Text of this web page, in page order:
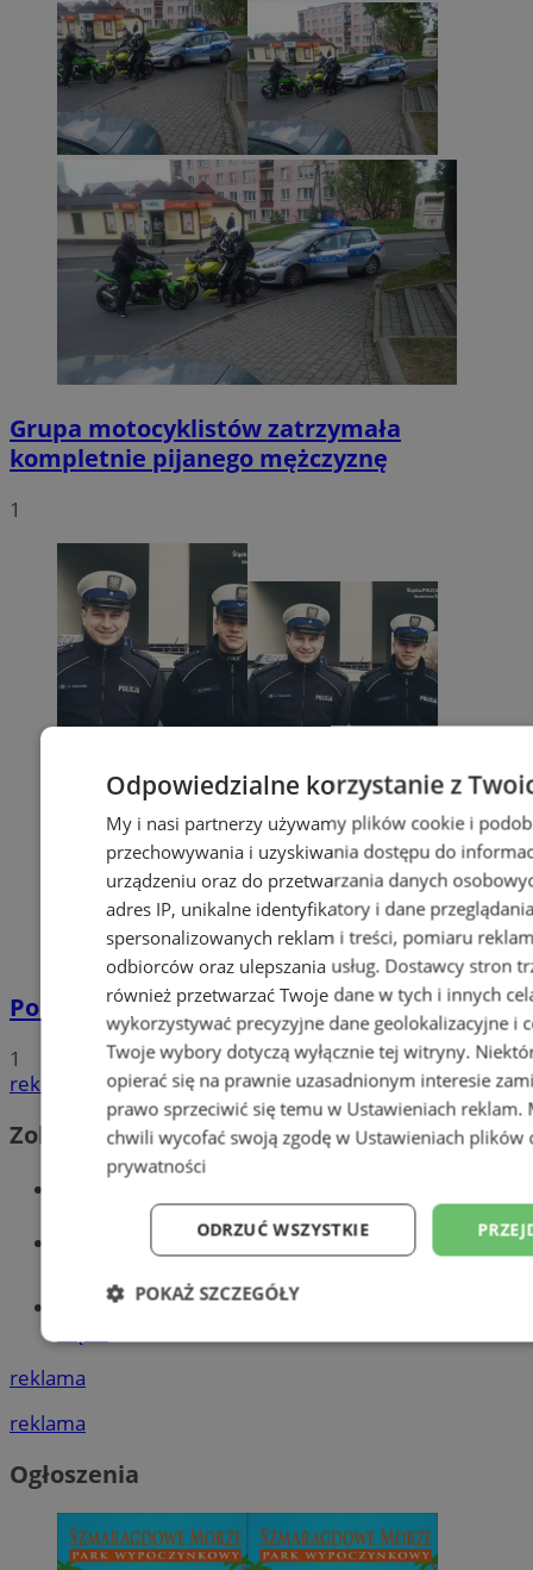
Grupa motocyklistów zatrzymała
kompletnie pijanego mężczyznę
1
Policyjna eskorta na porodówkę
1
reklama
Zobacz również
Wiadomości kryminalne w Wodzisławiu
Wiadomości lokalne
Tworzenie stron www - Wodzisław
reklama
reklama
Ogłoszenia
Odpowiedzialne korzystanie z
My i nasi partnerzy używamy plików cookie i
przechowywania i uzyskiwania dostępu do
urządzeniu oraz do przetwarzania danych
adres IP, unikalne identyfikatory i dane
spersonalizowanych reklam i treści, pomiaru
odbiorców oraz ulepszania usług. Dostawcy stron
również przetwarzać Twoje dane w tych i innych
wykorzystywać precyzyjne dane geolokalizacyjne i
Twoje wybory dotyczą wyłącznie tej witryny.
opierać się na prawnie uzasadnionym interesie
prawo sprzeciwić się temu w Ustawieniach reklam.
chwili wycofać swoją zgodę w Ustawieniach plików
prywatności
ODRZUĆ WSZYSTKIE
POKAŻ SZCZEGÓŁY
Niezbędne Wydajność